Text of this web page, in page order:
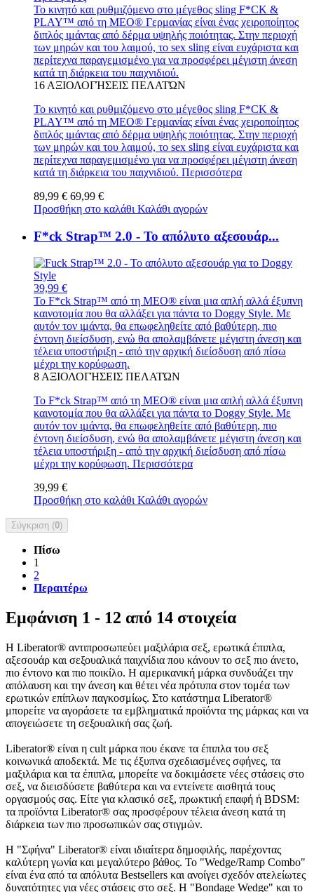
Το κινητό και ρυθμιζόμενο στο μέγεθος sling F*CK &
PLAY™ από τη MEO® Γερμανίας είναι ένας χειροποίητος
διπλός ιμάντας από δέρμα υψηλής ποιότητας. Στην περιοχή
των μηρών και του λαιμού, το sex sling είναι ευχάριστα και
περίτεχνα παραγεμισμένο για να προσφέρει μέγιστη άνεση
κατά τη διάρκεια του παιχνιδιού.
16 ΑΞΙΟΛΟΓΉΣΕΙΣ ΠΕΛΑΤΏΝ
Το κινητό και ρυθμιζόμενο στο μέγεθος sling F*CK &
PLAY™ από τη MEO® Γερμανίας είναι ένας χειροποίητος
διπλός ιμάντας από δέρμα υψηλής ποιότητας. Στην περιοχή
των μηρών και του λαιμού, το sex sling είναι ευχάριστα και
περίτεχνα παραγεμισμένο για να προσφέρει μέγιστη άνεση
κατά τη διάρκεια του παιχνιδιού. Περισσότερα
89,99 € 69,99 €
Προσθήκη στο καλάθι Καλάθι αγορών
F*ck Strap™ 2.0 - Το απόλυτο αξεσουάρ...
39,99 €
Το F*ck Strap™ από τη MEO® είναι μια απλή αλλά έξυπνη
καινοτομία που θα αλλάξει για πάντα το Doggy Style. Με
αυτόν τον ιμάντα, θα επωφεληθείτε από βαθύτερη, πιο
έντονη διείσδυση, ενώ θα απολαμβάνετε μέγιστη άνεση και
τέλεια υποστήριξη - από την αρχική διείσδυση από πίσω
μέχρι την κορύφωση.
8ΑΞΙΟΛΟΓΉΣΕΙΣ ΠΕΛΑΤΏΝ
Το F*ck Strap™ από τη MEO® είναι μια απλή αλλά έξυπνη
καινοτομία που θα αλλάξει για πάντα το Doggy Style. Με
αυτόν τον ιμάντα, θα επωφεληθείτε από βαθύτερη, πιο
έντονη διείσδυση, ενώ θα απολαμβάνετε μέγιστη άνεση και
τέλεια υποστήριξη - από την αρχική διείσδυση από πίσω
μέχρι την κορύφωση. Περισσότερα
39,99 €
Προσθήκη στο καλάθι Καλάθι αγορών
Σύγκριση (0)
Πίσω
1
2
Περαιτέρω
Εμφάνιση 1 - 12 από 14 στοιχεία
Η Liberator® αντιπροσωπεύει μαξιλάρια σεξ, ερωτικά έπιπλα,
αξεσουάρ και σεξουαλικά παιχνίδια που κάνουν το σεξ πιο άνετο,
πιο έντονο και πιο ποικίλο. Η αμερικανική μάρκα συνδυάζει την
απόλαυση και την άνεση και θέτει νέα πρότυπα στον τομέα των
ερωτικών επίπλων παγκοσμίως. Στο κατάστημα Liberator®
μπορείτε να αγοράσετε τα εμβληματικά προϊόντα της μάρκας και να
απογειώσετε τη σεξουαλική σας ζωή.
Liberator® είναι η cult μάρκα που έκανε τα έπιπλα του σεξ
κοινωνικά αποδεκτά. Με τις έξυπνα σχεδιασμένες σφήνες, τα
μαξιλάρια και τα έπιπλα, μπορείτε να δοκιμάσετε νέες στάσεις στο
σεξ, να διεισδύσετε βαθύτερα και να εντείνετε αισθητά τους
οργασμούς σας. Είτε για κλασικό σεξ, πρωκτική επαφή ή BDSM:
τα προϊόντα Liberator® σας προσφέρουν τέλεια άνεση κατά τη
διάρκεια των πιο προσωπικών σας στιγμών.
Η "Σφήνα" Liberator® είναι ιδιαίτερα δημοφιλής, παρέχοντας
καλύτερη γωνία και μεγαλύτερο βάθος. Το "Wedge/Ramp Combo"
είναι ένα από τα απόλυτα Bestsellers και ανοίγει σχεδόν ατελείωτες
δυνατότητες για νέες στάσεις στο σεξ. Η "Bondage Wedge" και το